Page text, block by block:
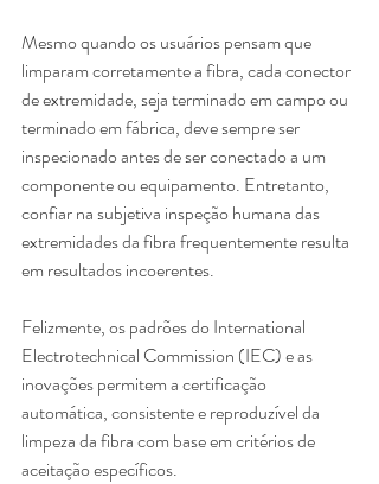
Mesmo quando os usuários pensam que
limparam corretamente a fibra, cada conector
de extremidade, seja terminado em campo ou
terminado em fábrica, deve sempre ser
inspecionado antes de ser conectado a um
componente ou equipamento. Entretanto,
confiar na subjetiva inspeção humana das
extremidades da fibra frequentemente resulta
em resultados incoerentes.
Felizmente, os padrões do International
Electrotechnical Commission (IEC) e as
inovações permitem a certificação
automática, consistente e reproduzível da
limpeza da fibra com base em critérios de
aceitação específicos.